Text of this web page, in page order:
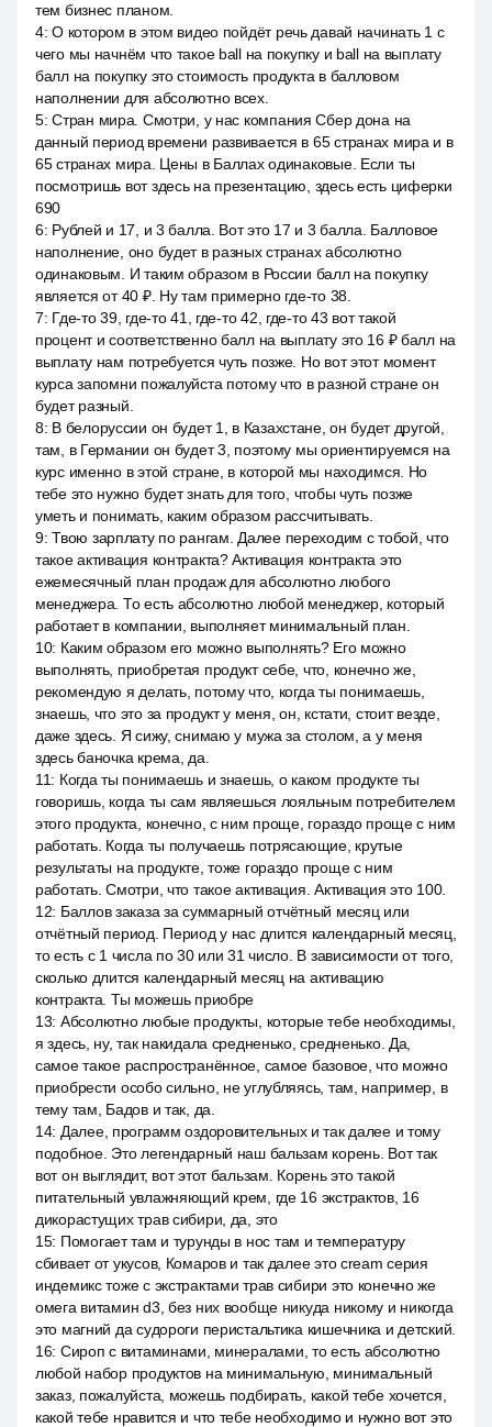
тем бизнес планом.
4:О котором в этом видео пойдёт речь давай начинать 1 с
чего мы начнём что такое ball на покупку и ball на выплату
балл на покупку это стоимость продукта в балловом
наполнении для абсолютно всех.
5:Стран мира. Смотри, у нас компания Сбер дона на
данный период времени развивается в 65 странах мира и в
65 странах мира. Цены в Баллах одинаковые. Если ты
посмотришь вот здесь на презентацию, здесь есть циферки
690
6: Рублей и 17, и 3 балла. Вот это 17 и 3 балла. Балловое
наполнение, оно будет в разных странах абсолютно
одинаковым. И таким образом в России балл на покупку
является от 40 ₽. Ну там примерно где-то 38.
7: Где-то 39, где-то 41, где-то 42, где-то 43 вот такой
процент и соответственно балл на выплату это 16 ₽ балл на
выплату нам потребуется чуть позже. Но вот этот момент
курса запомни пожалуйста потому что в разной стране он
будет разный.
8: В белоруссии он будет 1, в Казахстане, он будет другой,
там, в Германии он будет 3, поэтому мы ориентируемся на
курс именно в этой стране, в которой мы находимся. Но
тебе это нужно будет знать для того, чтобы чуть позже
уметь и понимать, каким образом рассчитывать.
9:Твою зарплату по рангам. Далее переходим с тобой, что
такое активация контракта? Активация контракта это
ежемесячный план продаж для абсолютно любого
менеджера. То есть абсолютно любой менеджер, который
работает в компании, выполняет минимальный план.
10: Каким образом его можно выполнять? Его можно
выполнять, приобретая продукт себе, что, конечно же,
рекомендую я делать, потому что, когда ты понимаешь,
знаешь, что это за продукт у меня, он, кстати, стоит везде,
даже здесь. Я сижу, снимаю у мужа за столом, а у меня
здесь баночка крема, да.
11: Когда ты понимаешь и знаешь, о каком продукте ты
говоришь, когда ты сам являешься лояльным потребителем
этого продукта, конечно, с ним проще, гораздо проще с ним
работать. Когда ты получаешь потрясающие, крутые
результаты на продукте, тоже гораздо проще с ним
работать. Смотри, что такое активация. Активация это 100.
12: Баллов заказа за суммарный отчётный месяц или
отчётный период. Период у нас длится календарный месяц,
то есть с 1 числа по 30 или 31 число. В зависимости от того,
сколько длится календарный месяц на активацию
контракта. Ты можешь приобре
13: Абсолютно любые продукты, которые тебе необходимы,
я здесь, ну, так накидала средненько, средненько. Да,
самое такое распространённое, самое базовое, что можно
приобрести особо сильно, не углубляясь, там, например, в
тему там, Бадов и так, да.
14: Далее, программ оздоровительных и так далее и тому
подобное. Это легендарный наш бальзам корень. Вот так
вот он выглядит, вот этот бальзам. Корень это такой
питательный увлажняющий крем, где 16 экстрактов, 16
дикорастущих трав сибири, да, это
15: Помогает там и турунды в нос там и температуру
сбивает от укусов, Комаров и так далее это cream серия
индемикс тоже с экстрактами трав сибири это конечно же
омега витамин d3, без них вообще никуда никому и никогда
это магний да судороги перистальтика кишечника и детский.
16: Сироп с витаминами, минералами, то есть абсолютно
любой набор продуктов на минимальную, минимальный
заказ, пожалуйста, можешь подбирать, какой тебе хочется,
какой тебе нравится и что тебе необходимо и нужно вот это